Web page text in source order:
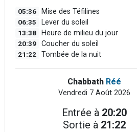
05:36 Mise des Téfilines
06:35 Lever du soleil
13:38 Heure de milieu du jour
20:39 Coucher du soleil
21:22 Tombée de la nuit
Chabbath Réé
Vendredi 7 Août 2026
Entrée à 20:20
Sortie à 21:22